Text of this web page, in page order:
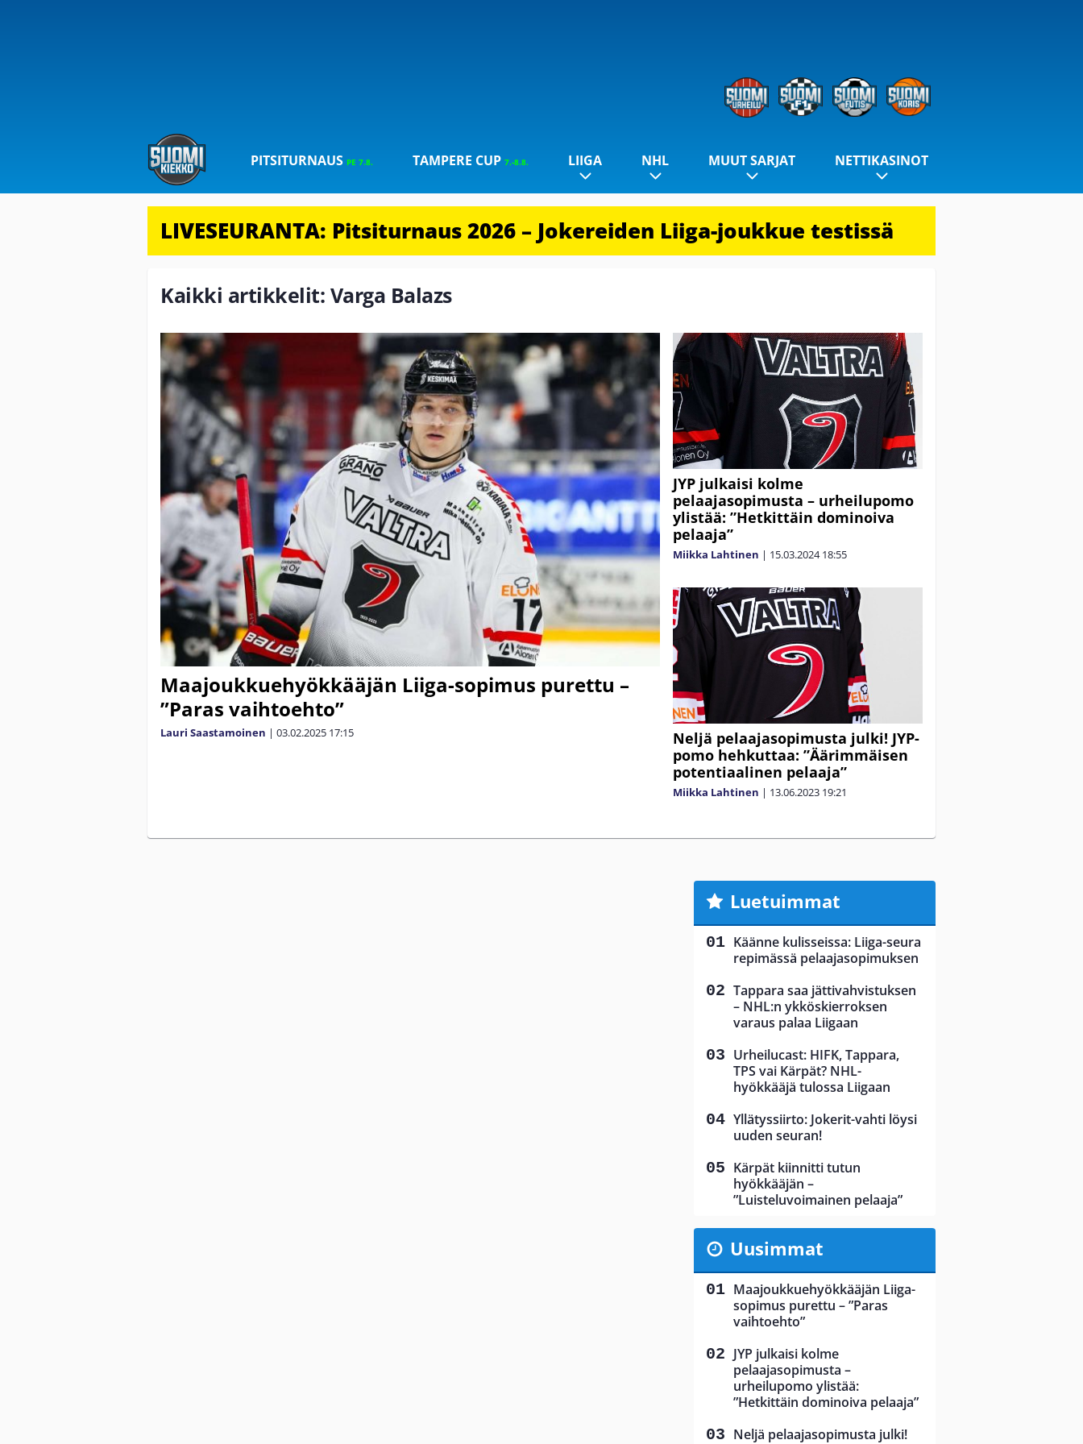
PITSITURNAUS PE 7.8. TAMPERE CUP 7.-8.8. LIIGA NHL MUUT SARJAT NETTIKASINOT
LIVESEURANTA: Pitsiturnaus 2026 – Jokereiden Liiga-joukkue testissä
Kaikki artikkelit: Varga Balazs
Maajoukkuehyökkääjän Liiga-sopimus purettu –
”Paras vaihtoehto”
Lauri Saastamoinen | 03.02.2025 17:15
JYP julkaisi kolme
pelaajasopimusta – urheilupomo
ylistää: ”Hetkittäin dominoiva
pelaaja”
Miikka Lahtinen | 15.03.2024 18:55
Neljä pelaajasopimusta julki! JYP-
pomo hehkuttaa: ”Äärimmäisen
potentiaalinen pelaaja”
Miikka Lahtinen | 13.06.2023 19:21
Luetuimmat
Käänne kulisseissa: Liiga-seura
repimässä pelaajasopimuksen
Tappara saa jättivahvistuksen
– NHL:n ykköskierroksen
varaus palaa Liigaan
Urheilucast: HIFK, Tappara,
TPS vai Kärpät? NHL-
hyökkääjä tulossa Liigaan
Yllätyssiirto: Jokerit-vahti löysi
uuden seuran!
Kärpät kiinnitti tutun
hyökkääjän –
”Luisteluvoimainen pelaaja”
Uusimmat
Maajoukkuehyökkääjän Liiga-
sopimus purettu – ”Paras
vaihtoehto”
JYP julkaisi kolme
pelaajasopimusta –
urheilupomo ylistää:
”Hetkittäin dominoiva pelaaja”
Neljä pelaajasopimusta julki!